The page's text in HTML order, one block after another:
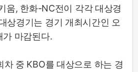
움, 한화-NC전이 각각 대상경
상경기는 경기 개최시간인 오
마감된다.
차 중 KBO를 대상으로 하는 경